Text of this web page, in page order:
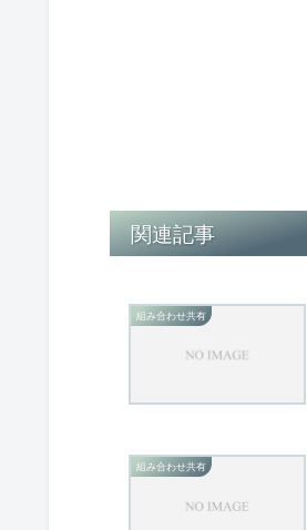
関連記事
組み合わせ共有
組み合わせ共有